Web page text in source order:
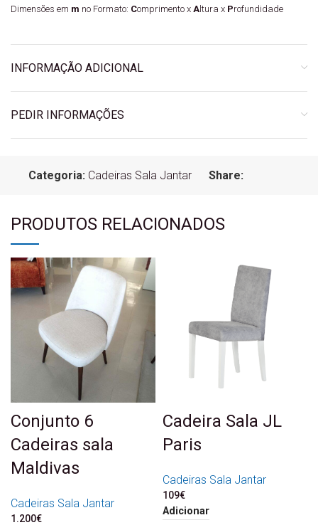
Dimensões em m no Formato: Comprimento x Altura x Profundidade
INFORMAÇÃO ADICIONAL
PEDIR INFORMAÇÕES
Categoria: Cadeiras Sala Jantar Share:
PRODUTOS RELACIONADOS
Conjunto 6
Cadeiras sala
Maldivas
Cadeiras Sala Jantar
1.200€
Cadeira Sala JL
Paris
Cadeiras Sala Jantar
109€
Adicionar